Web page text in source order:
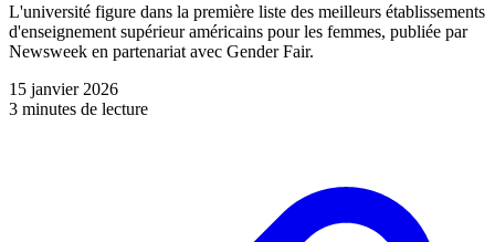
L'université figure dans la première liste des meilleurs établissements
d'enseignement supérieur américains pour les femmes, publiée par
Newsweek en partenariat avec Gender Fair.
15 janvier 2026
3 minutes de lecture